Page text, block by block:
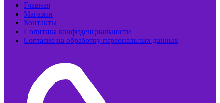
Главная
Магазин
Контакты
Политика конфиденциальности
Согласие на обработку персональных данных